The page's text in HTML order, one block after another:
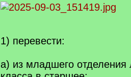
1) перевести:
а) из младшего отделения